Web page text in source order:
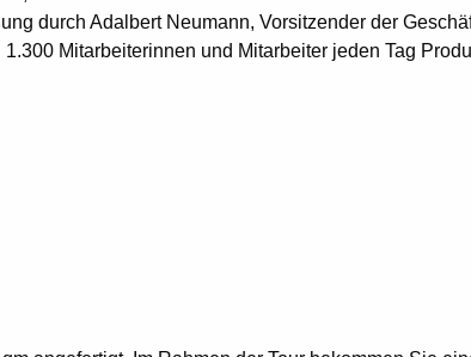
durch Adalbert Neumann, Vorsitzender der
Mitarbeiterinnen und Mitarbeiter jeden Tag